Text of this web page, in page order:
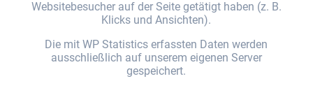
Websitebesucher auf der Seite getätigt haben (z. B.
Klicks und Ansichten).
Die mit WP Statistics erfassten Daten werden
ausschließlich auf unserem eigenen Server
gespeichert.